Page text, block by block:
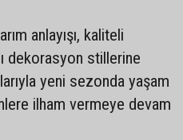
anlayışı, kaliteli
dekorasyon stillerine
yeni sezonda yaşam
ilham vermeye devam